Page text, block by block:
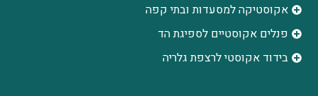
אקוסטיקה למסעדות ובתי קפה
פנלים אקוסטיים לספיגת הד
בידוד אקוסטי לרצפת גלריה